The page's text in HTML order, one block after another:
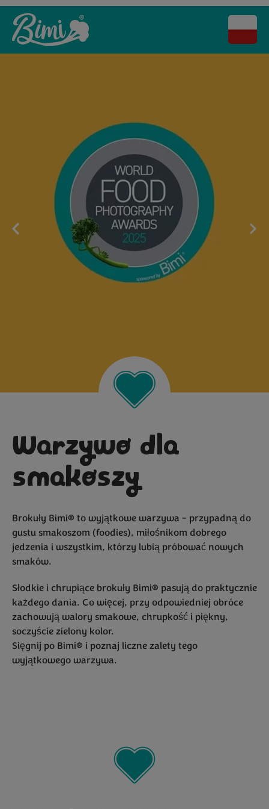
World Food
Photography
Warzywo dla
smakoszy
Brokuły Bimi® to wyjątkowe warzywa - przypadną do
gustu smakoszom (foodies), miłośnikom dobrego
jedzenia i wszystkim, którzy lubią próbować nowych
smaków.
Słodkie i chrupiące brokuły Bimi® pasują do praktycznie
każdego dania. Co więcej, przy odpowiedniej obróce
zachowują walory smakowe, chrupkość i piękny,
soczyście zielony kolor.
Sięgnij po Bimi® i poznaj liczne zalety tego
wyjątkowego warzywa.